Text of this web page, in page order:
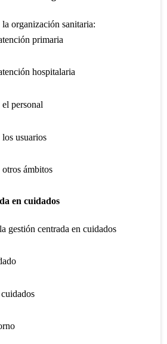
organización sanitaria:
primaria
hospitalaria
personal
usuarios
ámbitos
en cuidados
gestión centrada en cuidados